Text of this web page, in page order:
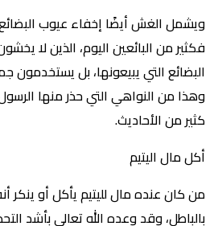
ويشمل الغش أيضًا إخفاء عيوب
فكثير من البائعين اليوم، الذين لا
البضائع التي يبيعونها، بل يستخدمون
وهذا من النواهي التي حذر منها
كثير من الأحاديث.
أكل مال اليتيم
من كان عنده مال لليتيم يأكل أو ينكر
بالباطل، وقد وعده الله تعالى بأشد